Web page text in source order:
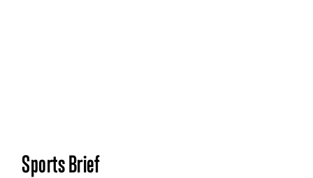
Vai
all'inizio
Sports Brief